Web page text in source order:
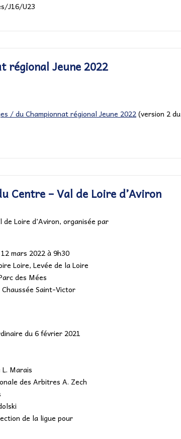
J16/U23
régional Jeune 2022
/ du Championnat régional Jeune 2022(version 2 du
Centre – Val de Loire d’Aviron
de Loire d’Aviron, organisée par
mars 2022 à 9h30
Loire, Levée de la Loire
des Mées
Chaussée Saint-Victor
du 6 février 2021
Marais
des Arbitres A. Zech
de la ligue pour